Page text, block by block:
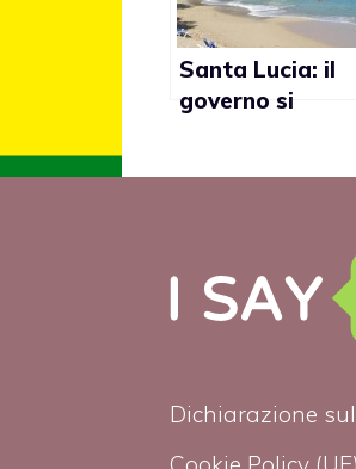
Santa Lucia: il
governo si
Dichiarazione